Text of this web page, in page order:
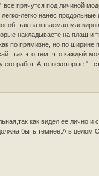
все прячутся под личиной
легко нанес
так называемая
накладываете на плащ и
по прямизне, но по ширине
так это тем, что каждый
его работ. А то некоторые
как видел ее лично и
быть темнее.А в целом